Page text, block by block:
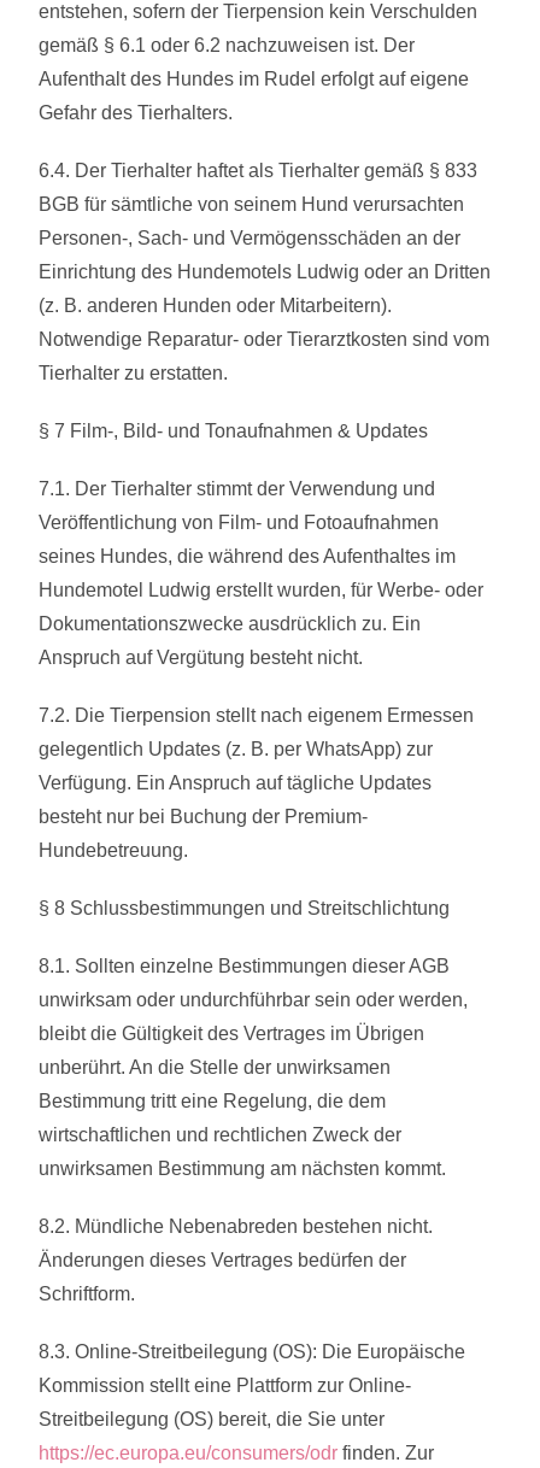
entstehen, sofern der Tierpension kein Verschulden
gemäß § 6.1 oder 6.2 nachzuweisen ist. Der
Aufenthalt des Hundes im Rudel erfolgt auf eigene
Gefahr des Tierhalters.
6.4. Der Tierhalter haftet als Tierhalter gemäß § 833
BGB für sämtliche von seinem Hund verursachten
Personen-, Sach- und Vermögensschäden an der
Einrichtung des Hundemotels Ludwig oder an Dritten
(z. B. anderen Hunden oder Mitarbeitern).
Notwendige Reparatur- oder Tierarztkosten sind vom
Tierhalter zu erstatten.
§ 7 Film-, Bild- und Tonaufnahmen & Updates
7.1. Der Tierhalter stimmt der Verwendung und
Veröffentlichung von Film- und Fotoaufnahmen
seines Hundes, die während des Aufenthaltes im
Hundemotel Ludwig erstellt wurden, für Werbe- oder
Dokumentationszwecke ausdrücklich zu. Ein
Anspruch auf Vergütung besteht nicht.
7.2. Die Tierpension stellt nach eigenem Ermessen
gelegentlich Updates (z. B. per WhatsApp) zur
Verfügung. Ein Anspruch auf tägliche Updates
besteht nur bei Buchung der Premium-
Hundebetreuung.
§ 8 Schlussbestimmungen und Streitschlichtung
8.1. Sollten einzelne Bestimmungen dieser AGB
unwirksam oder undurchführbar sein oder werden,
bleibt die Gültigkeit des Vertrages im Übrigen
unberührt. An die Stelle der unwirksamen
Bestimmung tritt eine Regelung, die dem
wirtschaftlichen und rechtlichen Zweck der
unwirksamen Bestimmung am nächsten kommt.
8.2. Mündliche Nebenabreden bestehen nicht.
Änderungen dieses Vertrages bedürfen der
Schriftform.
8.3. Online-Streitbeilegung (OS): Die Europäische
Kommission stellt eine Plattform zur Online-
Streitbeilegung (OS) bereit, die Sie unter
https://ec.europa.eu/consumers/odr finden. Zur